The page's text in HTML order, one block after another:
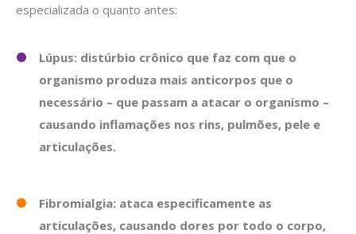
especializada o quanto antes:
Lúpus: distúrbio crônico que faz com que o
organismo produza mais anticorpos que o
necessário – que passam a atacar o organismo –
causando inflamações nos rins, pulmões, pele e
articulações.
Fibromialgia: ataca especificamente as
articulações, causando dores por todo o corpo,